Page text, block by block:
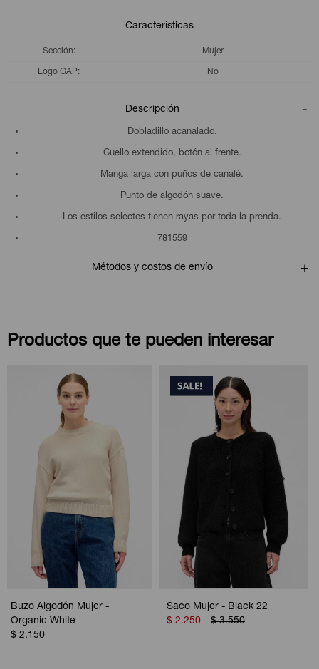
Características
Sección Mujer
Logo GAP No
Descripción
Dobladillo acanalado.
Cuello extendido, botón al frente.
Manga larga con puños de canalé.
Punto de algodón suave.
Los estilos selectos tienen rayas por toda la prenda.
781559
Métodos y costos de envío
Productos que te pueden interesar
Buzo Algodón Mujer -
Organic White
$ 2.150
Saco Mujer - Black 22
$ 2.250 $ 3.550